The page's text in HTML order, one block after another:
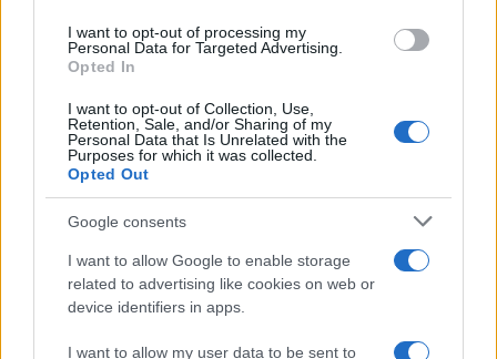
I want to opt-out of processing my
Personal Data for Targeted Advertising.
Opted In
I want to opt-out of Collection, Use,
Retention, Sale, and/or Sharing of my
Personal Data that Is Unrelated with the
Purposes for which it was collected.
Opted Out
Google consents
I want to allow Google to enable storage
related to advertising like cookies on web or
device identifiers in apps.
I want to allow my user data to be sent to
Parco Nazionale Arcipelago Di La Maddalena
Patella Ferruginea La Maddalena
Inviaci le tue segnalazioni,
i tuoi video e le tue foto
Su WhatsApp al numero +39
345 356 7512